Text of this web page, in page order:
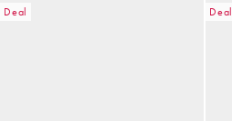
Deal Deal